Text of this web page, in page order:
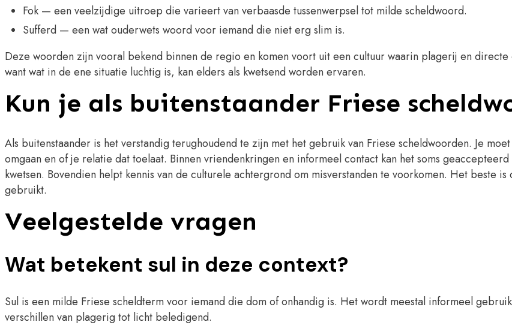
Fok — een veelzijdige uitroep die varieert van verbaasde tussenwerpsel tot milde scheldwoord.
Sufferd — een wat ouderwets woord voor iemand die niet erg slim is.
Deze woorden zijn vooral bekend binnen de regio en komen voort uit een cultuur waarin plagerij en
want wat in de ene situatie luchtig is, kan elders als kwetsend worden ervaren.
Kun je als buitenstaander Friese
Als buitenstaander is het verstandig terughoudend te zijn met het gebruik van Friese scheldwoorden. Je
omgaan en of je relatie dat toelaat. Binnen vriendenkringen en informeel contact kan het soms
kwetsen. Bovendien helpt kennis van de culturele achtergrond om misverstanden te voorkomen. Het beste
gebruikt.
Veelgestelde vragen
Wat betekent sul in deze context?
Sul is een milde Friese scheldterm voor iemand die dom of onhandig is. Het wordt meestal informeel
verschillen van plagerig tot licht beledigend.